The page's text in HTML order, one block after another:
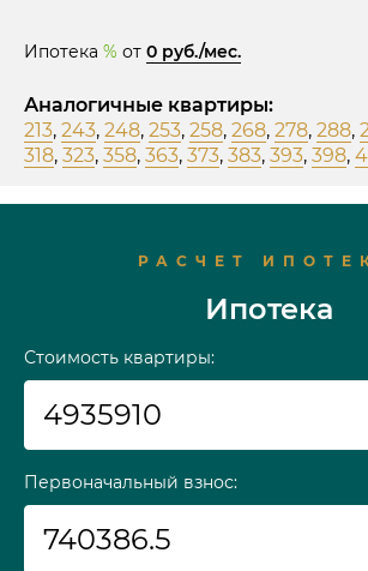
Ипотека % от 0 руб./мес.
Аналогичные квартиры:
213, 243, 248, 253, 258, 268, 278, 288,
318, 323, 358, 363, 373, 383, 393, 398,
РАСЧЕТ
Ипотека
Стоимость квартиры:
Первоначальный взнос: